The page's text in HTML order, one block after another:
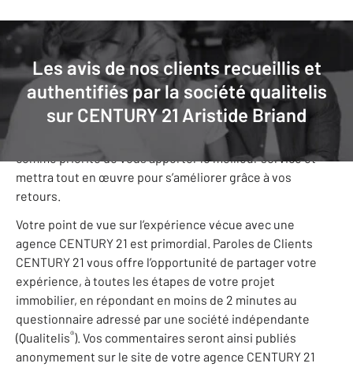
Les avis de nos clients recueillis et
authentifiés par la société qualitelis
sur CENTURY 21 Aristide Briand
Agence immobilière Avis de nos clients
CENTURY 21 Aristide Briand: nos
clients donnent leurs avis
Notre agence CENTURY 21 Aristide Briand s’est fixée
comme priorité de vous apporter le meilleur service et
mettra tout en œuvre pour s’améliorer grâce à vos
retours.
Votre point de vue sur l’expérience vécue avec une
agence CENTURY 21 est primordial. Paroles de Clients
CENTURY 21 vous offre l’opportunité de partager votre
expérience, à toutes les étapes de votre projet
immobilier, en répondant en moins de 2 minutes au
questionnaire adressé par une société indépendante
(Qualitelis®). Vos commentaires seront ainsi publiés
anonymement sur le site de votre agence CENTURY 21